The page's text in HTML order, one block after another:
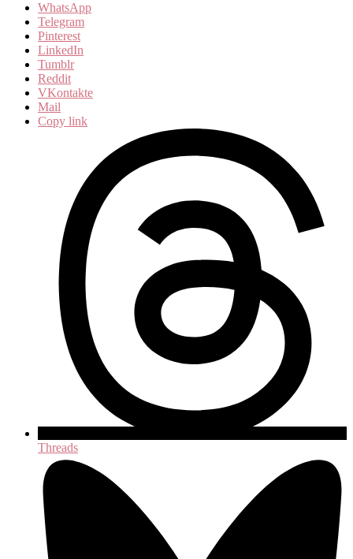
WhatsApp
Telegram
Pinterest
LinkedIn
Tumblr
Reddit
VKontakte
Mail
Copy link
Threads